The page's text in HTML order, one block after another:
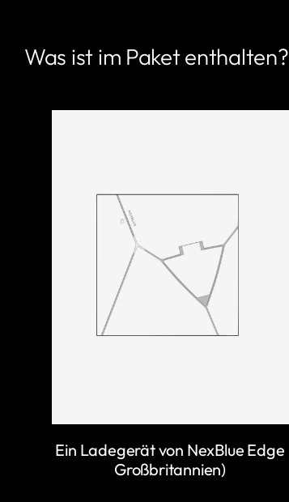
Was ist im Paket enthalten?
Ein Ladegerät von NexBlue Edge
Großbritannien)